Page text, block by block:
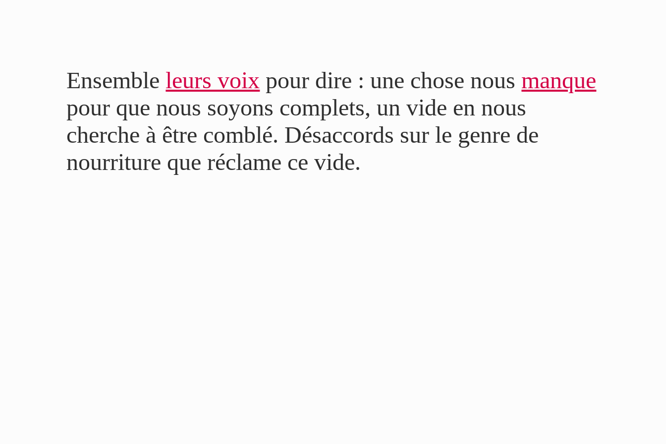
Ensemble leurs voix pour dire : une chose nous manque
pour que nous soyons complets, un vide en nous
cherche à être comblé. Désaccords sur le genre de
nourriture que réclame ce vide.